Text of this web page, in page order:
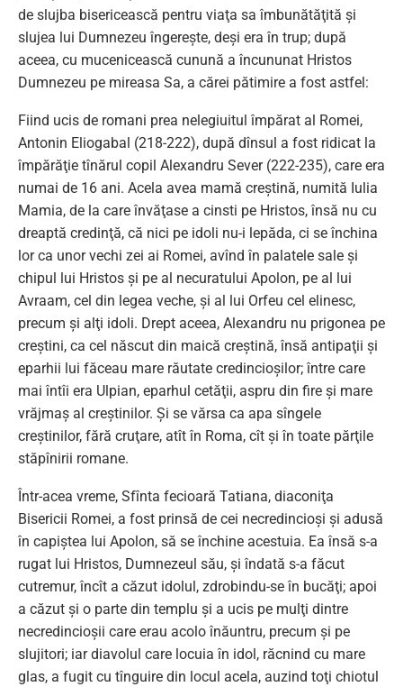
de slujba bisericească pentru viaţa sa îmbunătăţită şi
slujea lui Dumnezeu îngereşte, deşi era în trup; după
aceea, cu mucenicească cunună a încununat Hristos
Dumnezeu pe mireasa Sa, a cărei pătimire a fost astfel:
Fiind ucis de romani prea nelegiuitul împărat al Romei,
Antonin Eliogabal (218-222), după dînsul a fost ridicat la
împărăţie tînărul copil Alexandru Sever (222-235), care era
numai de 16 ani. Acela avea mamă creştină, numită Iulia
Mamia, de la care învăţase a cinsti pe Hristos, însă nu cu
dreaptă credinţă, că nici pe idoli nu-i lepăda, ci se închina
lor ca unor vechi zei ai Romei, avînd în palatele sale şi
chipul lui Hristos şi pe al necuratului Apolon, pe al lui
Avraam, cel din legea veche, şi al lui Orfeu cel elinesc,
precum şi alţi idoli. Drept aceea, Alexandru nu prigonea pe
creştini, ca cel născut din maică creştină, însă antipaţii şi
eparhii lui făceau mare răutate credincioşilor; între care
mai întîi era Ulpian, eparhul cetăţii, aspru din fire şi mare
vrăjmaş al creştinilor. Şi se vărsa ca apa sîngele
creştinilor, fără cruţare, atît în Roma, cît şi în toate părţile
stăpînirii romane.
Într-acea vreme, Sfînta fecioară Tatiana, diaconiţa
Bisericii Romei, a fost prinsă de cei necredincioşi şi adusă
în capiştea lui Apolon, să se închine acestuia. Ea însă s-a
rugat lui Hristos, Dumnezeul său, şi îndată s-a făcut
cutremur, încît a căzut idolul, zdrobindu-se în bucăţi; apoi
a căzut şi o parte din templu şi a ucis pe mulţi dintre
necredincioşii care erau acolo înăuntru, precum şi pe
slujitori; iar diavolul care locuia în idol, răcnind cu mare
glas, a fugit cu tînguire din locul acela, auzind toţi chiotul